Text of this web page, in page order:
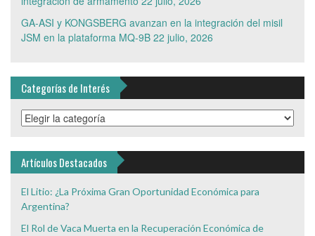
GA-ASI y KONGSBERG avanzan en la integración del misil
JSM en la plataforma MQ-9B 22 julio, 2026
Categorías de Interés
Categorías
de
Artículos Destacados
El Litio: ¿La Próxima Gran Oportunidad Económica para
Argentina?
El Rol de Vaca Muerta en la Recuperación Económica de